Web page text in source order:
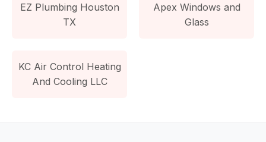
EZ Plumbing Houston
TX
Apex Windows and
Glass
KC Air Control Heating
And Cooling LLC